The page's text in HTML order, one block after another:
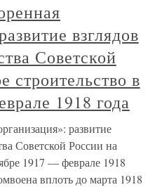
взглядов
Советской
строительство в
1918 года
развитие
Советской России на
1917 — феврале 1918
вплоть до марта 1918